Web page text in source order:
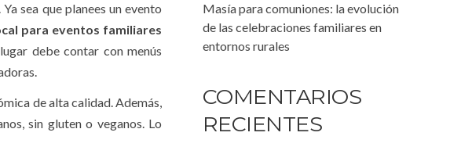
sea que planees un evento
para eventos familiares
debe contar con menús
de alta calidad. Además,
sin gluten o veganos. Lo
Masía para comuniones: la evolución
de las celebraciones familiares en
entornos rurales
COMENTARIOS
RECIENTES